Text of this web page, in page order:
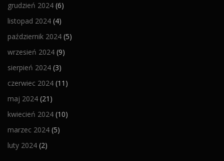
grudzień 2024 (6)
listopad 2024 (4)
październik 2024 (5)
wrzesień 2024 (9)
sierpień 2024 (3)
czerwiec 2024 (11)
maj 2024 (21)
kwiecień 2024 (10)
marzec 2024 (5)
luty 2024 (2)